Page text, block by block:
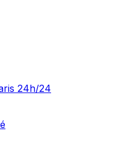
24h/24